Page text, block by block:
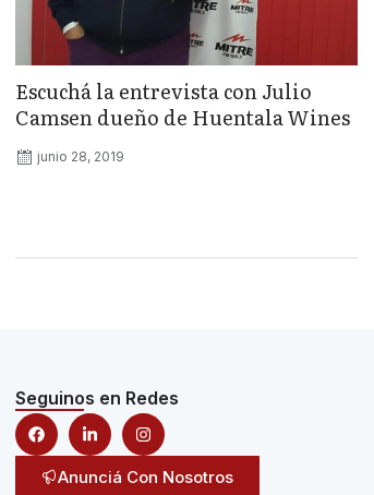
Escuchá la entrevista con Julio
Camsen dueño de Huentala Wines
junio 28, 2019
Seguinos en Redes
Anunciá Con Nosotros